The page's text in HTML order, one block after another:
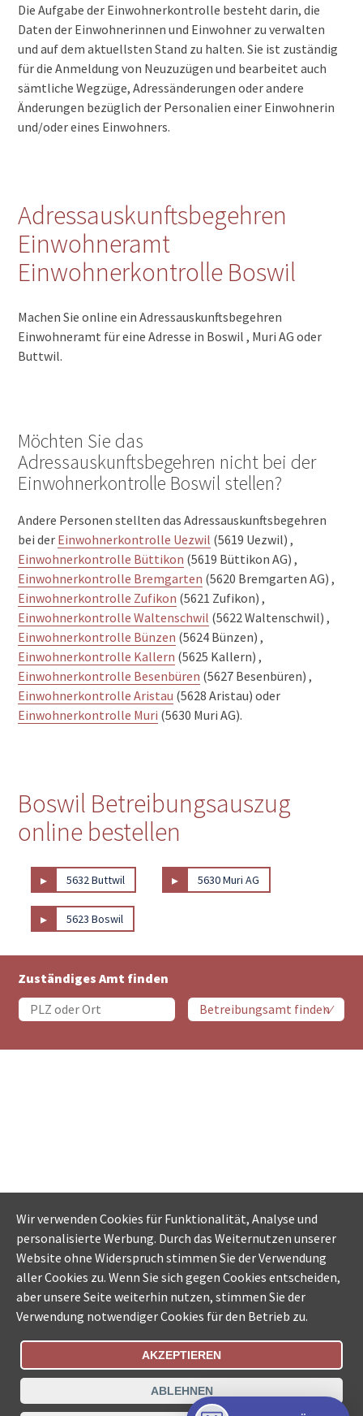
Die Aufgabe der Einwohnerkontrolle besteht darin, die
Daten der Einwohnerinnen und Einwohner zu verwalten
und auf dem aktuellsten Stand zu halten. Sie ist zuständig
für die Anmeldung von Neuzuzügen und bearbeitet auch
sämtliche Wegzüge, Adressänderungen oder andere
Änderungen bezüglich der Personalien einer Einwohnerin
und/oder eines Einwohners.
Adressauskunftsbegehren
Einwohneramt
Einwohnerkontrolle Boswil
Machen Sie online ein Adressauskunftsbegehren
Einwohneramt für eine Adresse in Boswil , Muri AG oder
Buttwil.
Möchten Sie das
Adressauskunftsbegehren nicht bei der
Einwohnerkontrolle Boswil stellen?
Andere Personen stellten das Adressauskunftsbegehren
bei der Einwohnerkontrolle Uezwil (5619 Uezwil) ,
Einwohnerkontrolle Büttikon (5619 Büttikon AG) ,
Einwohnerkontrolle Bremgarten (5620 Bremgarten AG) ,
Einwohnerkontrolle Zufikon (5621 Zufikon) ,
Einwohnerkontrolle Waltenschwil (5622 Waltenschwil) ,
Einwohnerkontrolle Bünzen (5624 Bünzen) ,
Einwohnerkontrolle Kallern (5625 Kallern) ,
Einwohnerkontrolle Besenbüren (5627 Besenbüren) ,
Einwohnerkontrolle Aristau (5628 Aristau) oder
Einwohnerkontrolle Muri (5630 Muri AG).
Boswil Betreibungsauszug
online bestellen
▸ 5632 Buttwil ▸ 5630 Muri AG
▸ 5623 Boswil
Zuständiges Amt finden
Bestellungsstatus Ämtersuche der Schweiz
Datenschutz Impressum Nutzungsbestimmungen
Wir verwenden Cookies für Funktionalität, Analyse und
personalisierte Werbung. Durch das Weiternutzen unserer
Website ohne Widerspruch stimmen Sie der Verwendung
aller Cookies zu. Wenn Sie sich gegen Cookies entscheiden,
aber unsere Seite weiterhin nutzen, stimmen Sie der
Verwendung notwendiger Cookies für den Betrieb zu.
AKZEPTIEREN
ABLEHNEN